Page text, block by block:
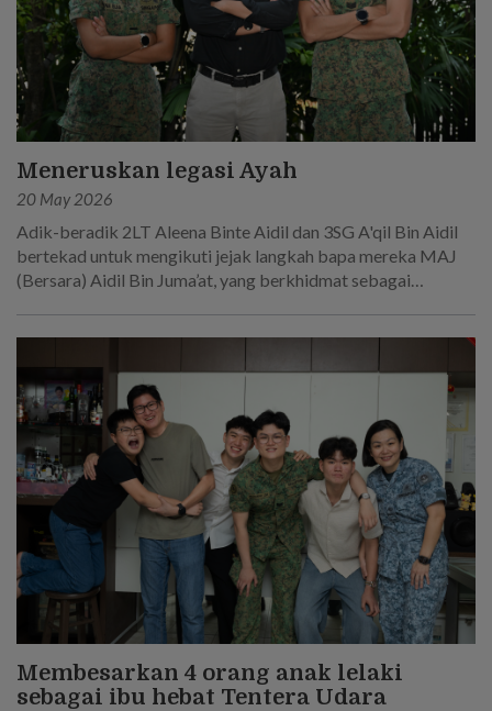
Meneruskan legasi Ayah
20 May 2026
Adik-beradik 2LT Aleena Binte Aidil dan 3SG A'qil Bin Aidil
bertekad untuk mengikuti jejak langkah bapa mereka MAJ
(Bersara) Aidil Bin Juma’at, yang berkhidmat sebagai
Membesarkan 4 orang anak lelaki
sebagai ibu hebat Tentera Udara